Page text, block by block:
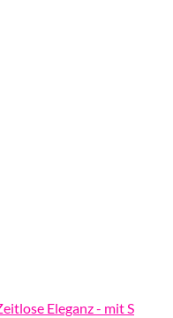
Eleganz - mit S